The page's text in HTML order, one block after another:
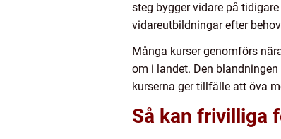
steg bygger vidare på
vidareutbildningar efter
Många kurser genomförs
om i landet. Den
kurserna ger tillfälle att öva
Så kan frivilliga